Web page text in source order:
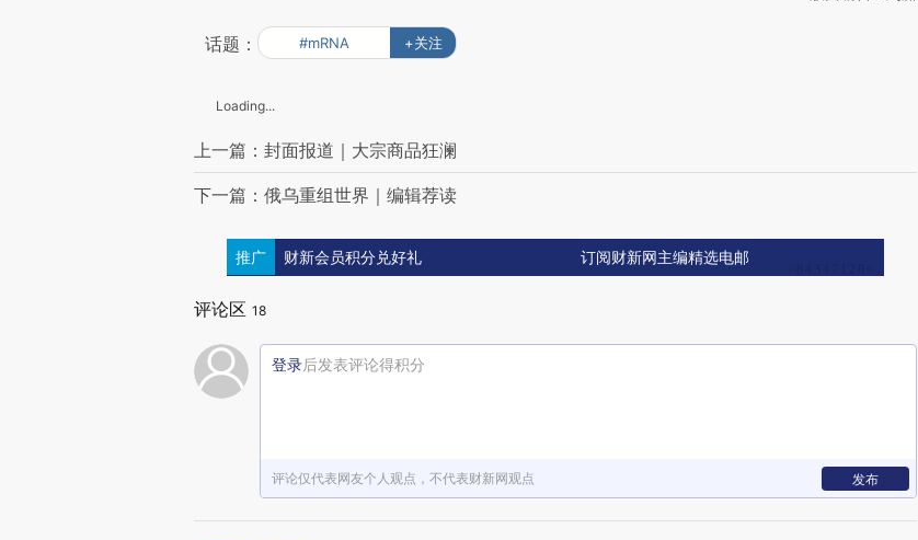
话题： #mRNA +关注
Loading...
上一篇：封面报道｜大宗商品狂澜
下一篇：俄乌重组世界｜编辑荐读
推广 财新会员积分兑好礼 订阅财新网主编精选电邮
评论区 18
登录后发表评论得积分
评论仅代表网友个人观点，不代表财新网观点 发布